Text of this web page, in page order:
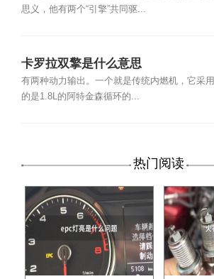
思义，他有两个“引擎”共同驱...
卡罗拉双擎是什么意思
有两种动力输出。一个就是传统内燃机，它采用
的是1.8L的阿特金森循环的...
热门阅读